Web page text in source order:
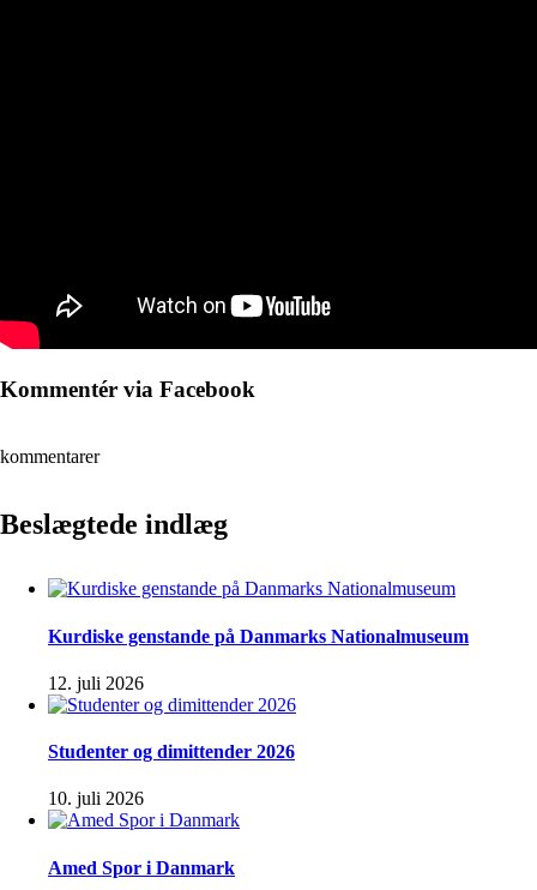
Kommentér via Facebook
kommentarer
Beslægtede indlæg
Kurdiske genstande på Danmarks Nationalmuseum
12. juli 2026
Studenter og dimittender 2026
10. juli 2026
Amed Spor i Danmark